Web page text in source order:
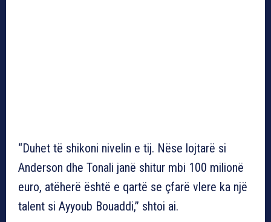
“Duhet të shikoni nivelin e tij. Nëse lojtarë si
Anderson dhe Tonali janë shitur mbi 100 milionë
euro, atëherë është e qartë se çfarë vlere ka një
talent si Ayyoub Bouaddi,” shtoi ai.